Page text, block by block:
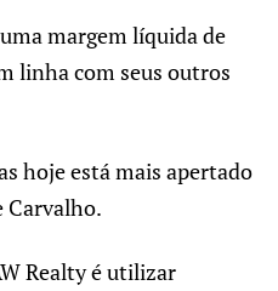
margem líquida de
linha com seus outros
hoje está mais apertado
Carvalho.
Realty é utilizar